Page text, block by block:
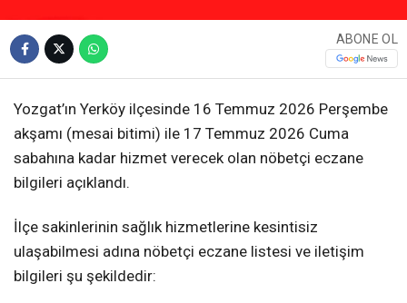
ABONE OL
Yozgat’ın Yerköy ilçesinde 16 Temmuz 2026 Perşembe
akşamı (mesai bitimi) ile 17 Temmuz 2026 Cuma
sabahına kadar hizmet verecek olan nöbetçi eczane
bilgileri açıklandı.
İlçe sakinlerinin sağlık hizmetlerine kesintisiz
ulaşabilmesi adına nöbetçi eczane listesi ve iletişim
bilgileri şu şekildedir: